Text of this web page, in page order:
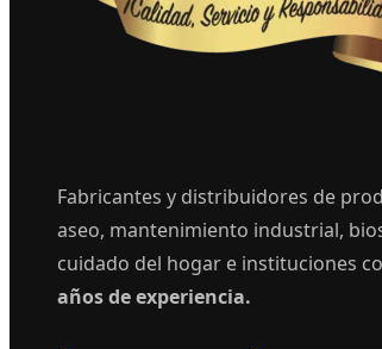
Fabricantes y distribuidores de
aseo, mantenimiento industrial,
cuidado del hogar e instituciones
años de experiencia.